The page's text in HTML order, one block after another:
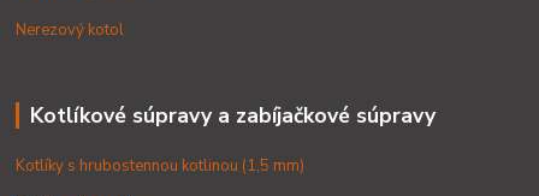
Nerezový kotol
Kotlíkové súpravy a zabíjačkové súpravy
Kotlíky s hrubostennou kotlinou (1,5 mm)